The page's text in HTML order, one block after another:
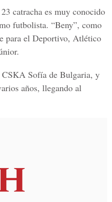
catracha es muy conocido
futbolista. “Beny”, como
para el Deportivo, Atlético
Sofía de Bulgaria, y
años, llegando al